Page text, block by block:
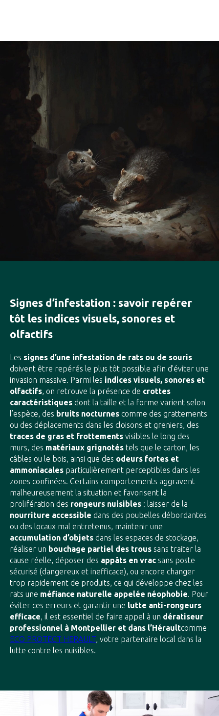
Signes d’infestation : savoir repérer
tôt les indices visuels, sonores et
olfactifs
Les signes d’une infestation de rats ou de souris
doivent être repérés le plus tôt possible afin d’éviter une
invasion massive. Parmi les indices visuels, sonores et
olfactifs, on retrouve la présence de crottes
caractéristiques dont la taille et la forme varient selon
l’espèce, des bruits nocturnes comme des grattements
ou des déplacements dans les cloisons et greniers, des
traces de gras et frottements visibles le long des
murs, des matériaux grignotés tels que le carton, les
câbles ou le bois, ainsi que des odeurs fortes et
ammoniacales particulièrement perceptibles dans les
zones confinées. Certains comportements aggravent
malheureusement la situation et favorisent la
prolifération des rongeurs nuisibles : laisser de la
nourriture accessible dans des poubelles débordantes
ou des locaux mal entretenus, maintenir une
accumulation d’objets dans les espaces de stockage,
réaliser un bouchage partiel des trous sans traiter la
cause réelle, déposer des appâts en vrac sans poste
sécurisé (dangereux et inefficace), ou encore changer
trop rapidement de produits, ce qui développe chez les
rats une méfiance naturelle appelée néophobie. Pour
éviter ces erreurs et garantir une lutte anti-rongeurs
efficace, il est essentiel de faire appel à un dératiseur
professionnel à Montpellier et dans l’Héraultcomme
ECO PROTECT HERAULT, votre partenaire local dans la
lutte contre les nuisibles.